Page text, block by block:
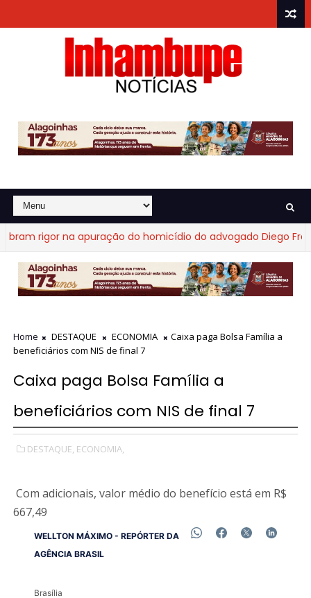
rigor na apuração do homicídio do advogado Diego Fraga
Home DESTAQUE ECONOMIA
Caixa paga Bolsa Família a
beneficiários com NIS de final 7
Caixa paga Bolsa Família a
beneficiários com NIS de final 7
DESTAQUE, ECONOMIA,
Com adicionais, valor médio do benefício está em R$
667,49
WELLTON MÁXIMO - REPÓRTER DA
AGÊNCIA BRASIL
Brasília